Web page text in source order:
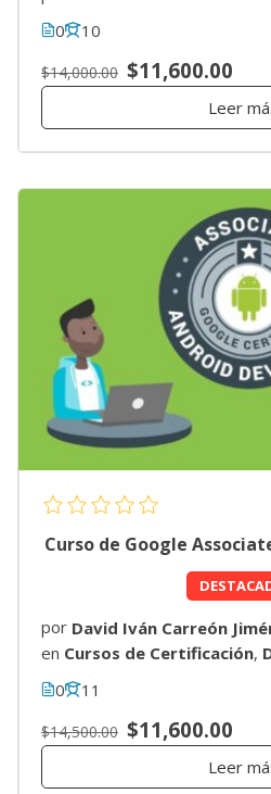
0
10
$14,000.00 $11,600.00
Leer
Curso de Google
por David Iván Carreón
en Cursos de Certificación,
0
11
$14,500.00 $11,600.00
Leer